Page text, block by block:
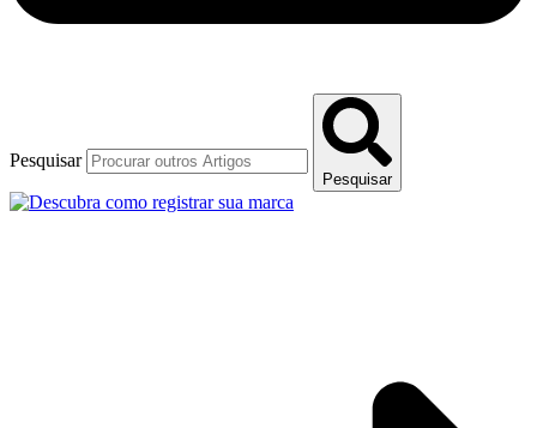
Pesquisar
Pesquisar